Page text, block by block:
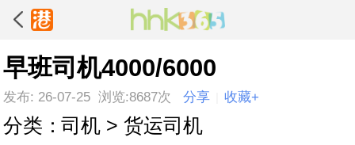
早班司机4000/6000
发布: 26-07-25 浏览:8687次 分享 收藏+
分类：司机 > 货运司机